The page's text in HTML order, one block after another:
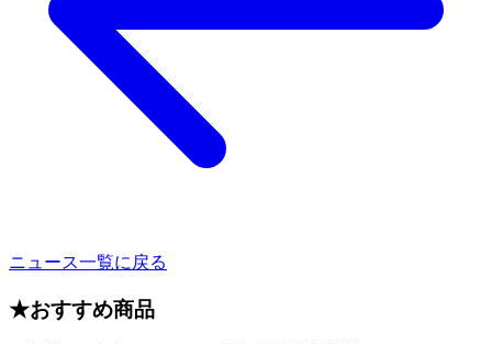
ニュース一覧に戻る
★おすすめ商品